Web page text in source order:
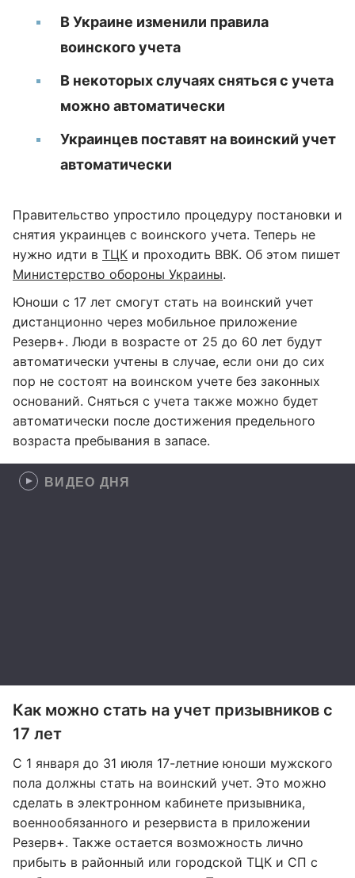
В Украине изменили правила
воинского учета
В некоторых случаях сняться с учета
можно автоматически
Украинцев поставят на воинский учет
автоматически
Правительство упростило процедуру постановки и
снятия украинцев с воинского учета. Теперь не
нужно идти в ТЦК и проходить ВВК. Об этом пишет
Министерство обороны Украины.
Юноши с 17 лет смогут стать на воинский учет
дистанционно через мобильное приложение
Резерв+. Люди в возрасте от 25 до 60 лет будут
автоматически учтены в случае, если они до сих
пор не состоят на воинском учете без законных
оснований. Сняться с учета также можно будет
автоматически после достижения предельного
возраста пребывания в запасе.
ВИДЕО ДНЯ
Как можно стать на учет призывников с
17 лет
С 1 января до 31 июля 17-летние юноши мужского
пола должны стать на воинский учет. Это можно
сделать в электронном кабинете призывника,
военнообязанного и резервиста в приложении
Резерв+. Также остается возможность лично
прибыть в районный или городской ТЦК и СП с